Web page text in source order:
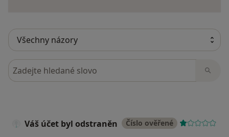
Hledejte v názorech
Váš účet byl odstraněn Číslo ověřené